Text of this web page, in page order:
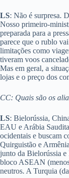
LS: Não é surpresa.
Nosso primeiro-
preparada para a
parece que o rublo
limitações como
tiveram voos
Mas em geral, a
lojas e o preço dos
CC: Quais são os
LS: Bielorússia,
EAU e Arábia Saudita
ocidentais e buscam
Quirguistão e
junto da Bielorússia e
bloco ASEAN
neutros. A Turquia